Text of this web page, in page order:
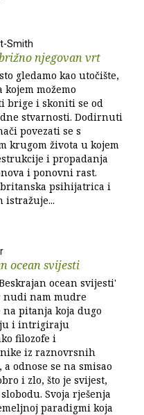
Smith
njegovan vrt
gledamo kao utočište,
kojem možemo
brige i skoniti se od
stvarnosti. Dodirnuti
povezati se s
krugom života u kojem
i propadanja
i ponovni rast.
psihijatrica i
istražuje...
ocean svijesti
ocean svijesti'
nudi nam mudre
na pitanja koja dugo
i intrigiraju
filozofe i
iz raznovrsnih
odnose se na smisao
i zlo, što je svijest,
Svoja rješenja
paradigmi koja